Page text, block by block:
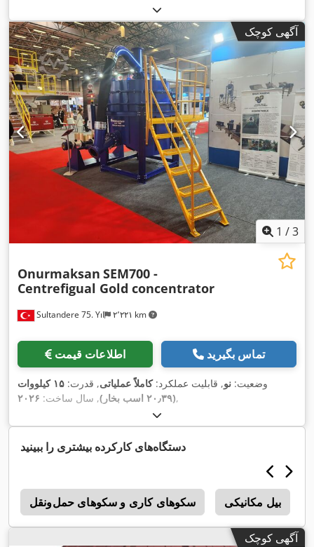
آگهی کوچک
1 /3
Sultandere 75. Yıl ۲٬۲۲۱ km
Onurmaksan SEM700 -
Centrefigual Gold concentrator
اطلاعات قیمت تماس بگیرید
وضعیت: نو, قابلیت عملکرد:کاملاً عملیاتی, قدرت:
۱۵ کیلووات
(۲۰٫۳۹ اسب بخار)
, سال ساخت: ۲۰۲۶ ,
دستگاه‌های کارکرده بیشتری را ببینید
سکوهای کاری و سکوهای حمل‌ونقل بیل مکانیکی
آگهی کوچک